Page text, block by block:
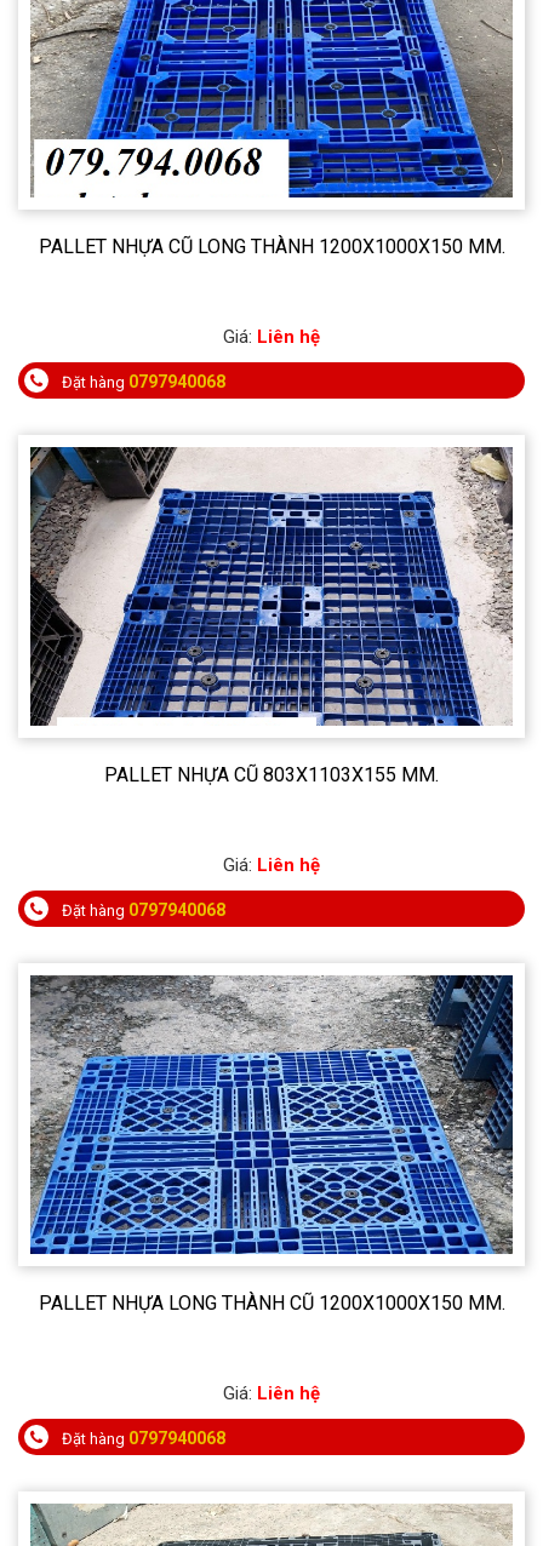
PALLET NHỰA CŨ LONG THÀNH 1200X1000X150 MM.
Giá: Liên hệ
Đặt hàng 0797940068
PALLET NHỰA CŨ 803X1103X155 MM.
Giá: Liên hệ
Đặt hàng 0797940068
PALLET NHỰA LONG THÀNH CŨ 1200X1000X150 MM.
Giá: Liên hệ
Đặt hàng 0797940068